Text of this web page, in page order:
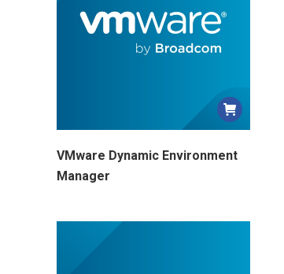
VMware Dynamic Environment
Manager